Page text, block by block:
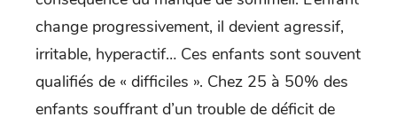
change progressivement, il devient agressif,
irritable, hyperactif… Ces enfants sont souvent
qualifiés de « difficiles ». Chez 25 à 50% des
enfants souffrant d’un trouble de déficit de